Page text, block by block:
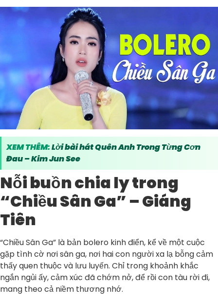
XEM THÊM:Lời bài hát Quên Anh Trong Từng Cơn
Đau – Kim Jun See
Nỗi buồn chia ly trong
“Chiều Sân Ga” – Giáng
Tiên
“Chiều Sân Ga” là bản bolero kinh điển, kể về một cuộc
gặp tình cờ nơi sân ga, nơi hai con người xa lạ bỗng cảm
thấy quen thuộc và lưu luyến. Chỉ trong khoảnh khắc
ngắn ngủi ấy, cảm xúc đã chớm nở, để rồi con tàu rời đi,
mang theo cả niềm thương nhớ.